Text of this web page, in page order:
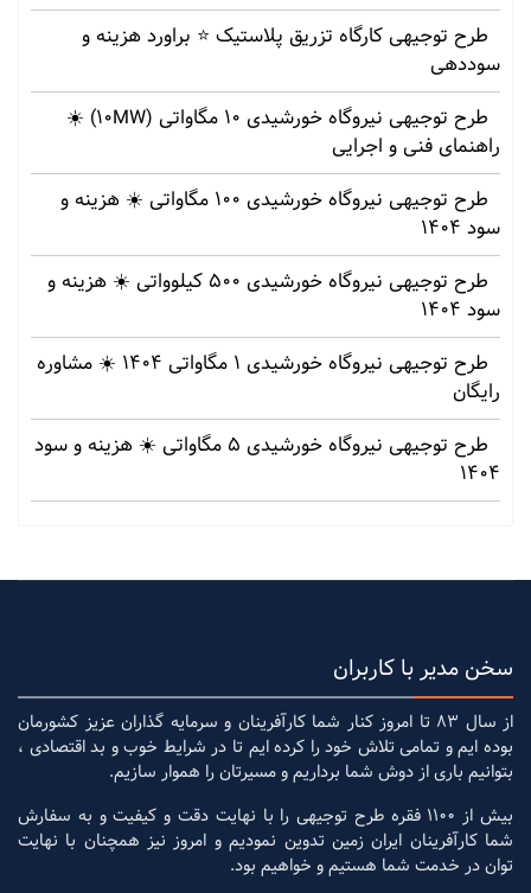
طرح توجیهی کارگاه تزریق پلاستیک ⭐ براورد هزینه و
سوددهی
طرح توجیهی نیروگاه خورشیدی 10 مگاواتی (10MW) ☀️
راهنمای فنی و اجرایی
طرح توجیهی نیروگاه خورشیدی 100 مگاواتی ☀️ هزینه‌ و
سود 1404
طرح توجیهی نیروگاه خورشیدی 500 کیلوواتی ☀️ هزینه‌ و
سود 1404
طرح توجیهی نیروگاه خورشیدی 1 مگاواتی 1404 ☀️ مشاوره
رایگان
طرح توجیهی نیروگاه خورشیدی 5 مگاواتی ☀️ هزینه‌ و سود
1404
سخن مدیر با کاربران
از سال 83 تا امروز کنار شما کارآفرینان و سرمایه گذاران عزیز کشورمان
بوده ایم و تمامی تلاش خود را کرده ایم تا در شرایط خوب و بد اقتصادی ،
بتوانیم باری از دوش شما برداریم و مسیرتان را هموار سازیم.
بیش از 1100 فقره طرح توجیهی را با نهایت دقت و کیفیت و به سفارش
شما کارآفرینان ایران زمین تدوین نمودیم و امروز نیز همچنان با نهایت
توان در خدمت شما هستیم و خواهیم بود.